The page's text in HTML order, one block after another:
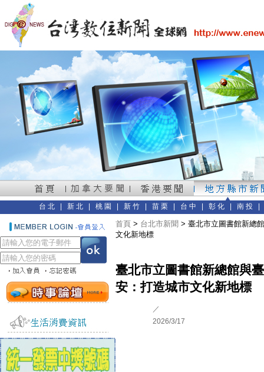
台北 新北 桃園 新竹 苗栗 台中 彰化 南投
首頁 > 台北市新聞 > 臺北市立圖書館新總
文化新地標
臺北市立圖書館新總館與
安：打造城市文化新地標
／
2026/3/17